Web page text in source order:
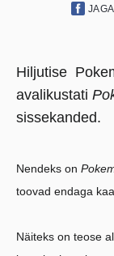
JAGA
Hiljutise
avalikustati
sissekanded.
Nendeks on
toovad endaga
Näiteks on teose